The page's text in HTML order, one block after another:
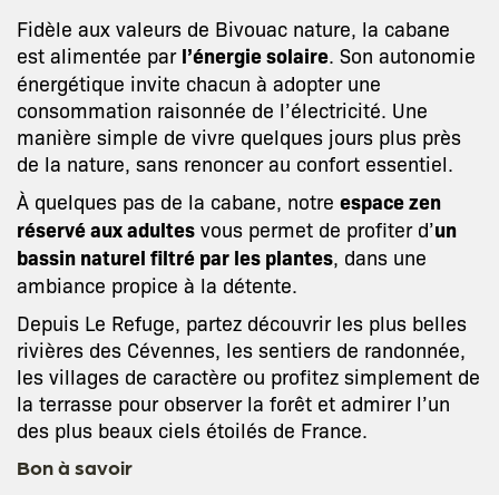
Fidèle aux valeurs de Bivouac nature, la cabane
est alimentée par l’énergie solaire. Son autonomie
énergétique invite chacun à adopter une
consommation raisonnée de l’électricité. Une
manière simple de vivre quelques jours plus près
de la nature, sans renoncer au confort essentiel.
À quelques pas de la cabane, notre espace zen
réservé aux adultes vous permet de profiter d’un
bassin naturel filtré par les plantes, dans une
ambiance propice à la détente.
Depuis Le Refuge, partez découvrir les plus belles
rivières des Cévennes, les sentiers de randonnée,
les villages de caractère ou profitez simplement de
la terrasse pour observer la forêt et admirer l’un
des plus beaux ciels étoilés de France.
Bon à savoir